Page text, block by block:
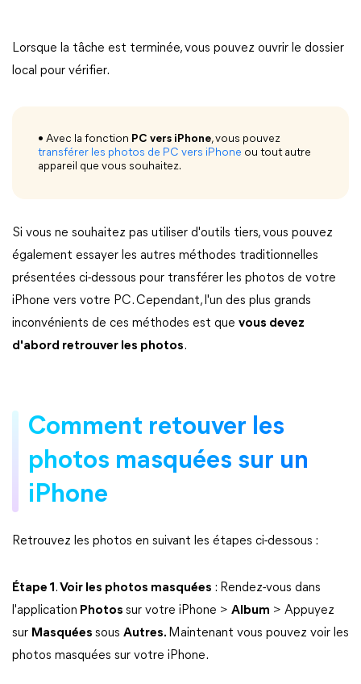
Lorsque la tâche est terminée, vous pouvez ouvrir le dossier
local pour vérifier.
• Avec la fonction PC vers iPhone, vous pouvez
transférer les photos de PC vers iPhone ou tout autre
appareil que vous souhaitez.
Si vous ne souhaitez pas utiliser d'outils tiers, vous pouvez
également essayer les autres méthodes traditionnelles
présentées ci-dessous pour transférer les photos de votre
iPhone vers votre PC. Cependant, l'un des plus grands
inconvénients de ces méthodes est que vous devez
d'abord retrouver les photos.
Comment retouver les
photos masquées sur un
iPhone
Retrouvez les photos en suivant les étapes ci-dessous :
Étape 1 .Voir les photos masquées : Rendez-vous dans
l'application Photos sur votre iPhone > Album > Appuyez
sur Masquées sous Autres. Maintenant vous pouvez voir les
photos masquées sur votre iPhone.